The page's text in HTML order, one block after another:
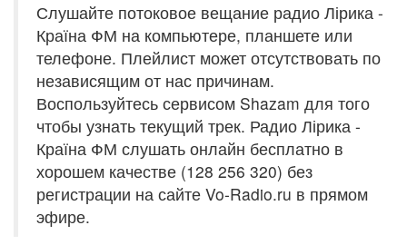
Слушайте потоковое вещание радио Лірика -
Країна ФМ на компьютере, планшете или
телефоне. Плейлист может отсутствовать по
независящим от нас причинам.
Воспользуйтесь сервисом Shazam для того
чтобы узнать текущий трек. Радио Лірика -
Країна ФМ слушать онлайн бесплатно в
хорошем качестве (128 256 320) без
регистрации на сайте Vo-Radio.ru в прямом
эфире.